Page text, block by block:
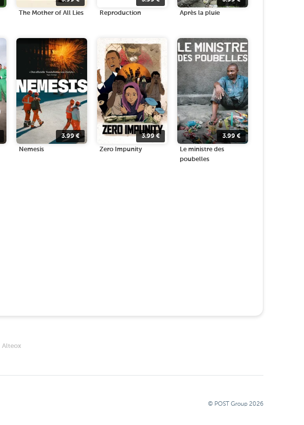
The Mother of All Lies Reproduction Après la pluie
3.99€
Nemesis
3.99€
Zero Impunity
3.99€
Le ministre des
poubelles
Alteox
© POST Group 2026